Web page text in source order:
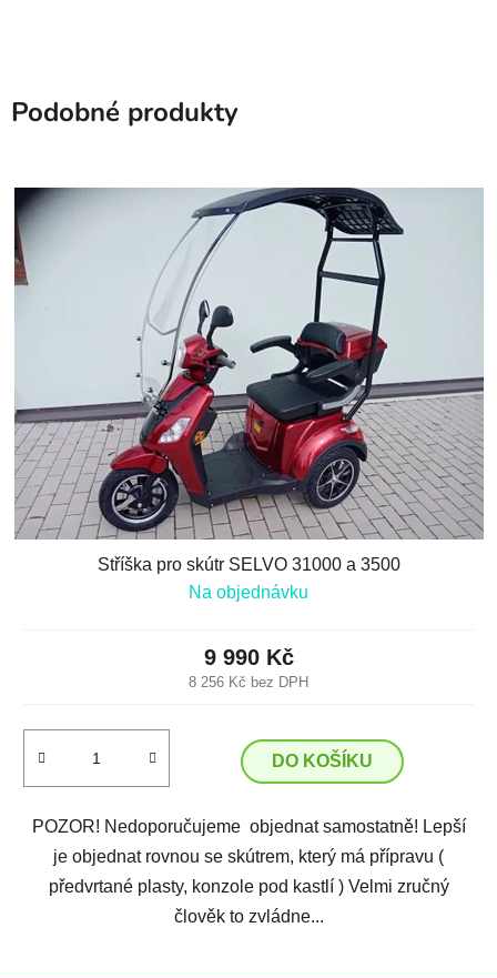
Podobné produkty
Stříška pro skútr SELVO 31000 a 3500
Na objednávku
8 256 Kč bez DPH
9 990 Kč
DO KOŠÍKU
POZOR! Nedoporučujeme objednat samostatně! Lepší
je objednat rovnou se skútrem, který má přípravu (
předvrtané plasty, konzole pod kastlí ) Velmi zručný
člověk to zvládne...